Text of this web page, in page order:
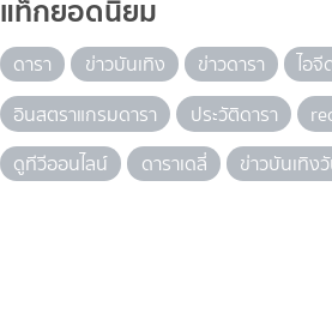
แท็กยอดนิยม
ดารา ข่าวบันเทิง ข่าวดารา
ไอจี
อินสตราแกรมดารา
ประวัติดารา
ดูทีวีออนไลน์
ดาราเดลี่ ข่าวบันเทิง